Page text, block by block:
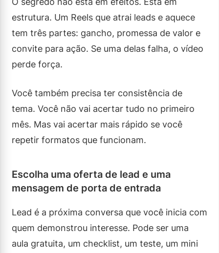
estrutura. Um Reels que atrai leads e aquece
tem três partes: gancho, promessa de valor e
convite para ação. Se uma delas falha, o vídeo
perde força.
Você também precisa ter consistência de
tema. Você não vai acertar tudo no primeiro
mês. Mas vai acertar mais rápido se você
repetir formatos que funcionam.
Escolha uma oferta de lead e uma
mensagem de porta de entrada
Lead é a próxima conversa que você inicia com
quem demonstrou interesse. Pode ser uma
aula gratuita, um checklist, um teste, um mini